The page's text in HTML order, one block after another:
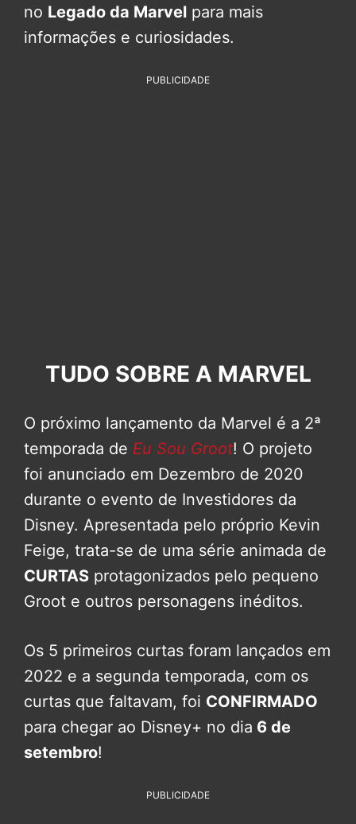
no Legado da Marvel para mais
informações e curiosidades.
PUBLICIDADE
TUDO SOBRE A MARVEL
O próximo lançamento da Marvel é a 2ª
temporada de Eu Sou Groot! O projeto
foi anunciado em Dezembro de 2020
durante o evento de Investidores da
Disney. Apresentada pelo próprio Kevin
Feige, trata-se de uma série animada de
CURTAS protagonizados pelo pequeno
Groot e outros personagens inéditos.
Os 5 primeiros curtas foram lançados em
2022 e a segunda temporada, com os
curtas que faltavam, foi CONFIRMADO
para chegar ao Disney+ no dia 6 de
setembro!
PUBLICIDADE